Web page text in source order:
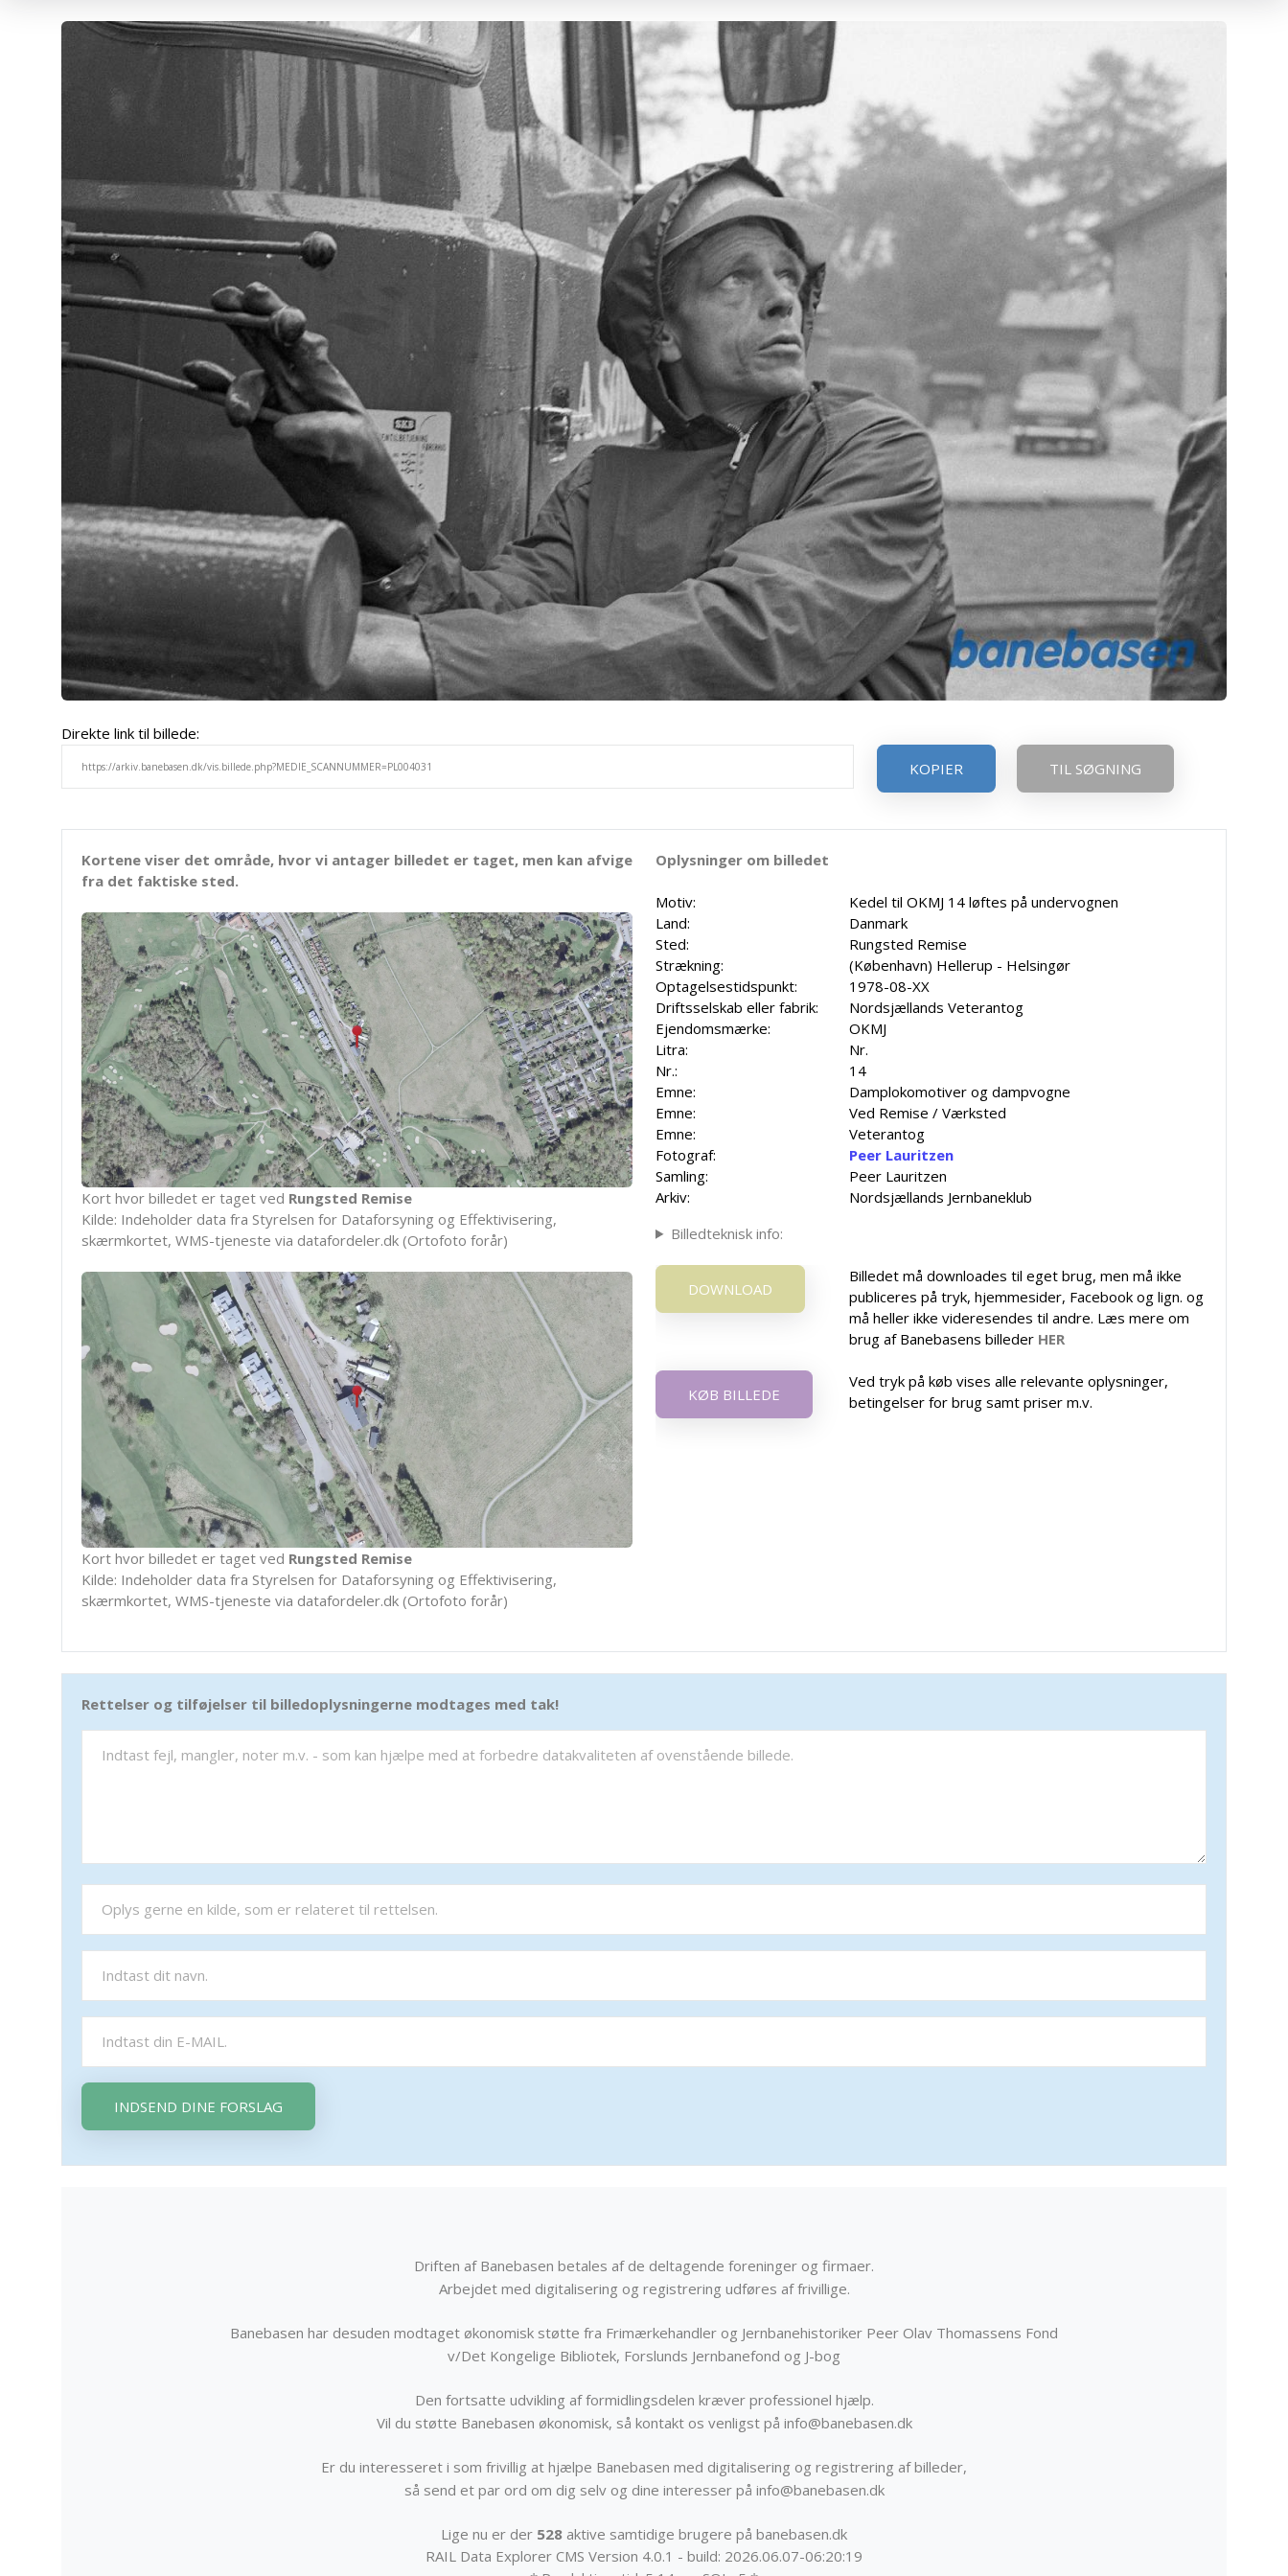
Direkte link til billede:
KOPIER
TIL SØGNING
Kortene viser det område, hvor vi antager billedet er taget, men kan afvige
fra det faktiske sted.
Kort hvor billedet er taget ved Rungsted Remise
Kilde: Indeholder data fra Styrelsen for Dataforsyning og Effektivisering,
skærmkortet, WMS-tjeneste via datafordeler.dk (Ortofoto forår)
Kort hvor billedet er taget ved Rungsted Remise
Kilde: Indeholder data fra Styrelsen for Dataforsyning og Effektivisering,
skærmkortet, WMS-tjeneste via datafordeler.dk (Ortofoto forår)
Oplysninger om billedet
Motiv:
Kedel til OKMJ 14 løftes på undervognen
Land:
Danmark
Sted:
Rungsted Remise
Strækning:
(København) Hellerup - Helsingør
Optagelsestidspunkt:
1978-08-XX
Driftsselskab eller fabrik:
Nordsjællands Veterantog
Ejendomsmærke:
OKMJ
Litra:
Nr.
Nr.:
14
Emne:
Damplokomotiver og dampvogne
Emne:
Ved Remise / Værksted
Emne:
Veterantog
Fotograf:
Peer Lauritzen
Samling:
Peer Lauritzen
Arkiv:
Nordsjællands Jernbaneklub
Billedteknisk info:
DOWNLOAD
Billedet må downloades til eget brug, men må ikke
publiceres på tryk, hjemmesider, Facebook og lign. og
må heller ikke videresendes til andre. Læs mere om
brug af Banebasens billeder HER
KØB BILLEDE
Ved tryk på køb vises alle relevante oplysninger,
betingelser for brug samt priser m.v.
Rettelser og tilføjelser til billedoplysningerne modtages med tak!
INDSEND DINE FORSLAG
Driften af Banebasen betales af de deltagende foreninger og firmaer.
Arbejdet med digitalisering og registrering udføres af frivillige.
Banebasen har desuden modtaget økonomisk støtte fra Frimærkehandler og Jernbanehistoriker Peer Olav Thomassens Fond
v/Det Kongelige Bibliotek, Forslunds Jernbanefond og J-bog
Den fortsatte udvikling af formidlingsdelen kræver professionel hjælp.
Vil du støtte Banebasen økonomisk, så kontakt os venligst på info@banebasen.dk
Er du interesseret i som frivillig at hjælpe Banebasen med digitalisering og registrering af billeder,
så send et par ord om dig selv og dine interesser på info@banebasen.dk
Lige nu er der 528 aktive samtidige brugere på banebasen.dk
RAIL Data Explorer CMS Version 4.0.1 - build: 2026.06.07-06:20:19